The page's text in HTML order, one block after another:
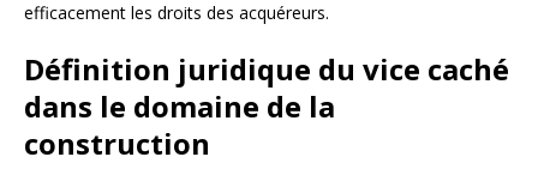
efficacement les droits des acquéreurs.
Définition juridique du vice caché
dans le domaine de la
construction